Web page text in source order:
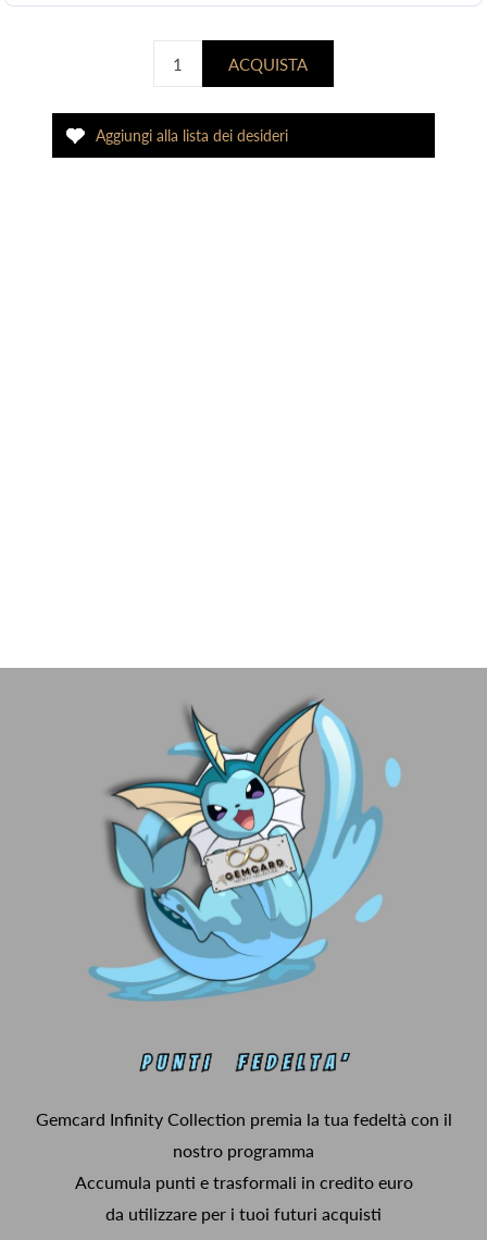
Gemcard Infinity Collection premia la tua fedeltà con il
nostro programma
Accumula punti e trasformali in credito euro
da utilizzare per i tuoi futuri acquisti